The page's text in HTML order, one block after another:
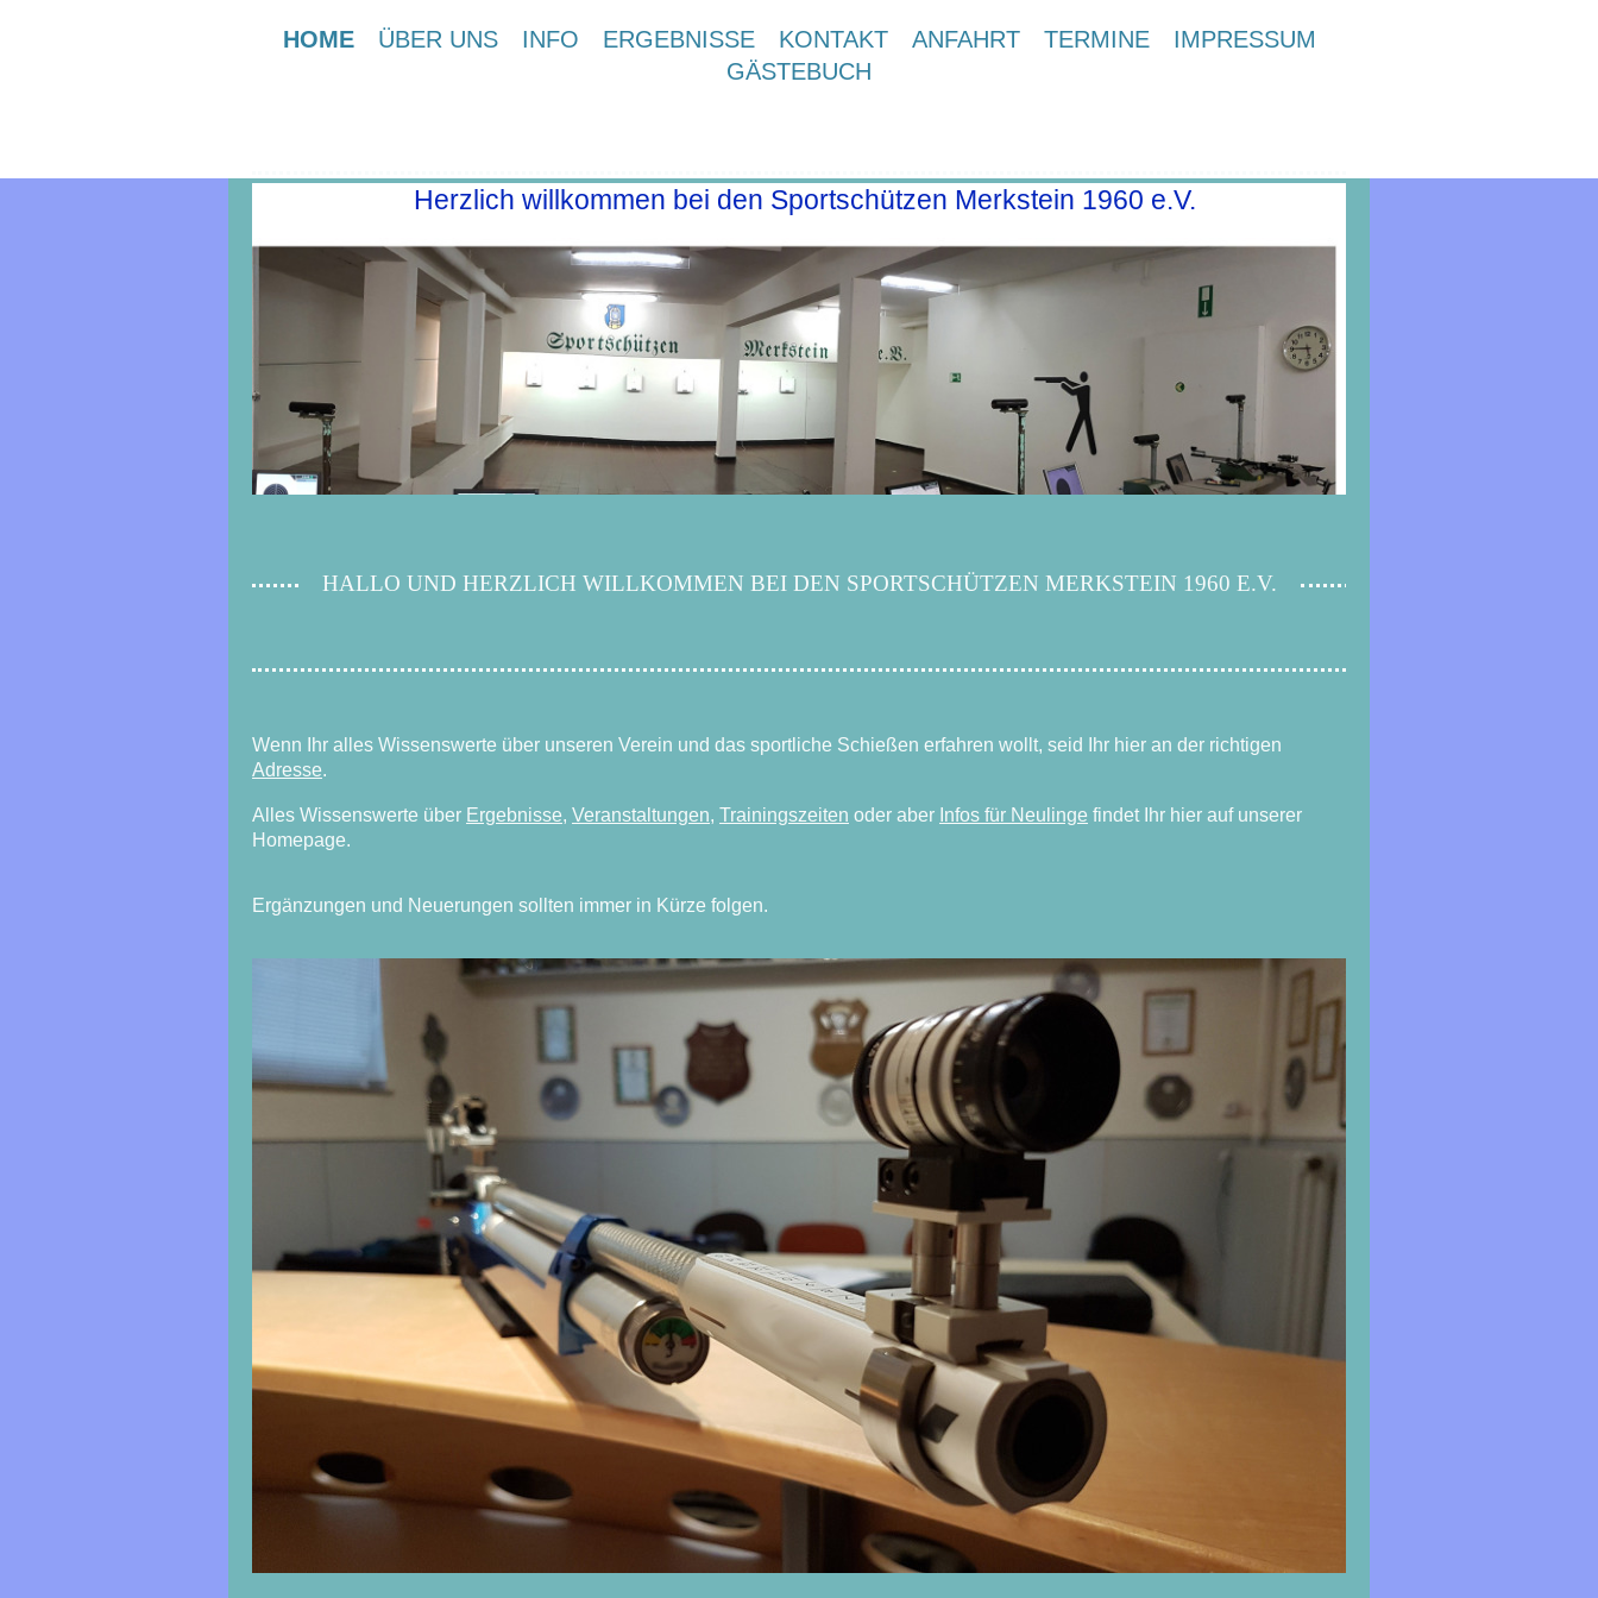
HOME ÜBER UNS INFO ERGEBNISSE KONTAKT ANFAHRT TERMINE
IMPRESSUM
GÄSTEBUCH
Herzlich willkommen bei den Sportschützen Merkstein 1960 e.V.
HALLO UND HERZLICH WILLKOMMEN BEI DEN SPORTSCHÜTZEN MERKSTEIN 1960 E.V.
Wenn Ihr alles Wissenswerte über unseren Verein und das sportliche Schießen erfahren wollt, seid Ihr hier an der richtigen
Adresse.
Alles Wissenswerte über Ergebnisse,Veranstaltungen,Trainingszeiten oder aber Infos für Neulinge findet Ihr hier auf unserer
Homepage.
Ergänzungen und Neuerungen sollten immer in Kürze folgen.